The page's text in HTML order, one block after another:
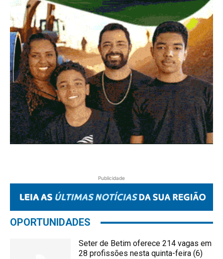
Publicidade
OPORTUNIDADES
Seter de Betim oferece 214 vagas em
28 profissões nesta quinta-feira (6)